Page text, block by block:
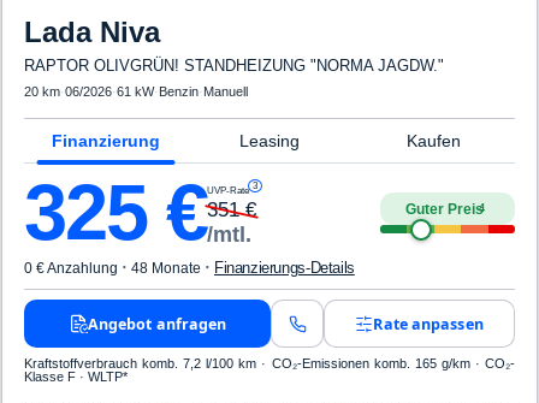
Lada Niva
RAPTOR OLIVGRÜN! STANDHEIZUNG "NORMA JAGDW."
20 km·06/2026·61 kW· Benzin· Manuell
Finanzierung Leasing Kaufen
325€UVP-Rate 3
351€
/mtl.
Guter Preis4
0 € Anzahlung · 48 Monate · Finanzierungs-Details
Angebot anfragen Rate anpassen
Kraftstoffverbrauch komb. 7,2 l/100 km · CO₂-Emissionen komb. 165 g/km · CO₂-
Klasse F · WLTP*